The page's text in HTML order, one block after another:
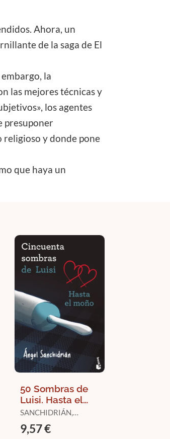
Ahora, un
de la saga de El
la
las mejores técnicas y
los agentes
presuponer
religioso y donde pone
que haya un
50 Sombras de
Luisi. Hasta el
Moño
SANCHIDRIÁN,
9,57 €